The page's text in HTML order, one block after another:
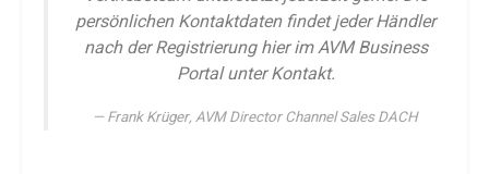
persönlichen Kontaktdaten findet jeder Händler
nach der Registrierung hier im AVM Business
Portal unter Kontakt.
Frank Krüger, AVM Director Channel Sales DACH